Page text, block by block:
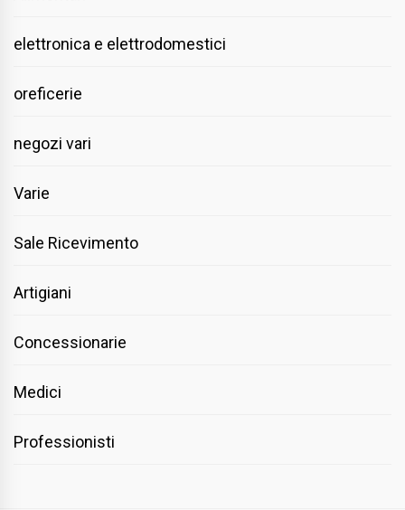
elettronica e elettrodomestici
oreficerie
negozi vari
Varie
Sale Ricevimento
Artigiani
Concessionarie
Medici
Professionisti